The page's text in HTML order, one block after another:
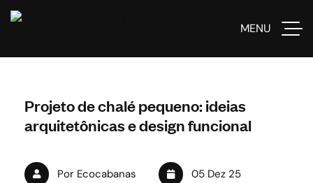
MENU
Projeto de chalé pequeno: ideias
arquitetônicas e design funcional
Por Ecocabanas 05 Dez 25